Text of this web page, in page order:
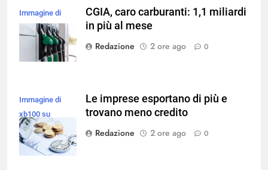
Immagine di
magnific
CGIA, caro carburanti: 1,1 miliardi
in più al mese
Redazione
2 ore ago 0
Immagine di
xb100 su
Magnific
Le imprese esportano di più e
trovano meno credito
Redazione
2 ore ago 0